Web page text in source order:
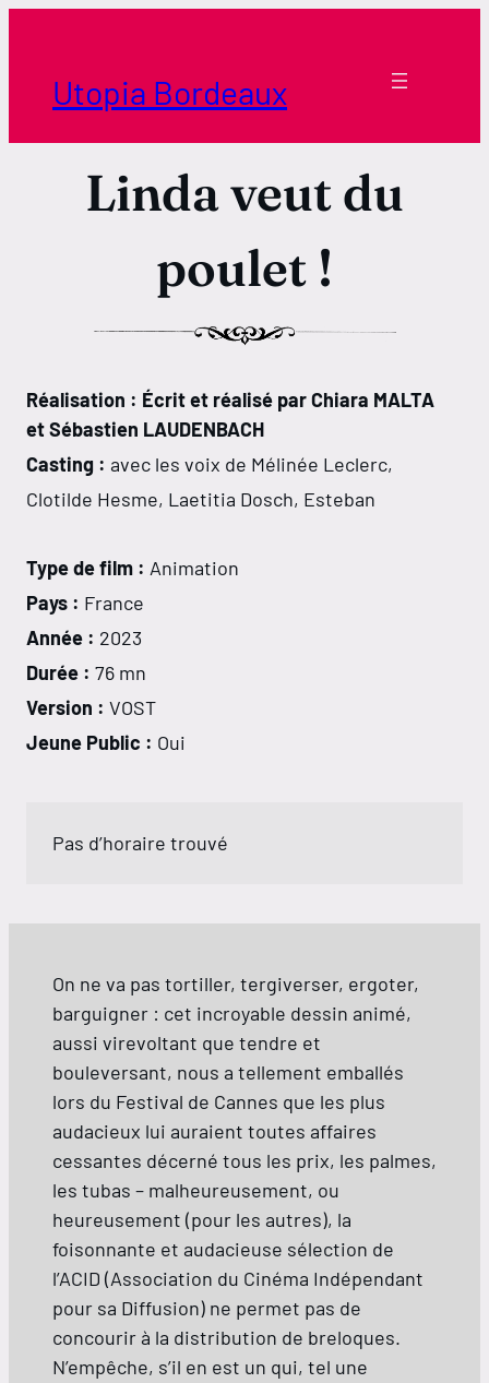
contenuUtopia Bordeaux
Linda veut du
poulet !
Réalisation : Écrit et réalisé par Chiara MALTA
et Sébastien LAUDENBACH
Casting : avec les voix de Mélinée Leclerc,
Clotilde Hesme, Laetitia Dosch, Esteban
Type de film : Animation
Pays : France
Année : 2023
Durée : 76 mn
Version : VOST
Jeune Public : Oui
Pas d’horaire trouvé
On ne va pas tortiller, tergiverser, ergoter,
barguigner : cet incroyable dessin animé,
aussi virevoltant que tendre et
bouleversant, nous a tellement emballés
lors du Festival de Cannes que les plus
audacieux lui auraient toutes affaires
cessantes décerné tous les prix, les palmes,
les tubas – malheureusement, ou
heureusement (pour les autres), la
foisonnante et audacieuse sélection de
l’ACID (Association du Cinéma Indépendant
pour sa Diffusion) ne permet pas de
concourir à la distribution de breloques.
N’empêche, s’il en est un qui, tel une